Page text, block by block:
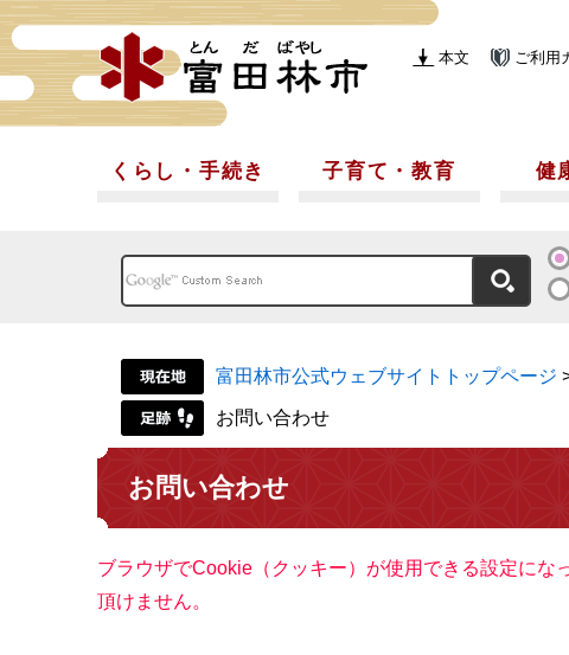
本文 ご利用
くらし・手続き 子育て・教育 健
富田林市公式ウェブサイトトップページ
お問い合わせ
お問い合わせ
ブラウザでCookie（クッキー）が使用できる設定に
頂けません。